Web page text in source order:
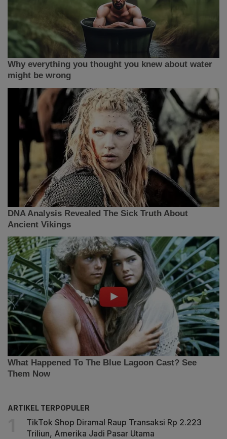
ARTIKEL TERPOPULER
TikTok Shop Diramal Raup Transaksi Rp 2.223
Triliun, Amerika Jadi Pasar Utama